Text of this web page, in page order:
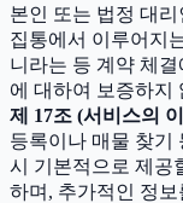
본인 또는 법정 대
집통에서 이루어지
니라는 등 계약 체
에 대하여 보증하지
제 17조 (서비스의
등록이나 매물 찾기
시 기본적으로 제공
하며, 추가적인 정